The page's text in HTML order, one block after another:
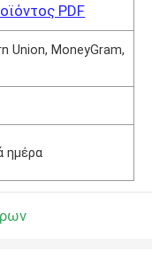
PDF
Union, MoneyGram,
ημέρα